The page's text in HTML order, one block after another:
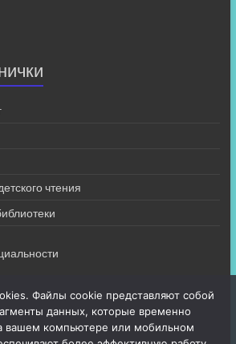
чтения
Файлы cookie представляют собой
данных, которые временно
вашем компьютере или мобильном